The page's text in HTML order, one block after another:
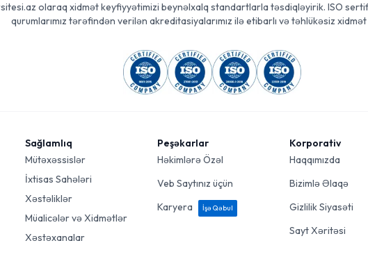
olaraq xidmət keyfiyyətimizi beynəlxalq standartlarla təsdiqləyirik. ISO
qurumlarımız tərəfindən verilən akreditasiyalarımız ilə etibarlı və təhlükəsiz
Sağlamlıq
Mütəxəssislər
İxtisas Sahələri
Xəstəliklər
Müalicələr və Xidmətlər
Xəstəxanalar
Peşəkarlar
Həkimlərə Özəl
Veb Saytınız üçün
Karyera
İşə Qəbul
Korporativ
Haqqımızda
Bizimlə Əlaqə
Gizlilik Siyasəti
Sayt Xəritəsi